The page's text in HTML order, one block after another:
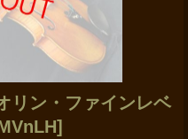
リン・ファインレベ